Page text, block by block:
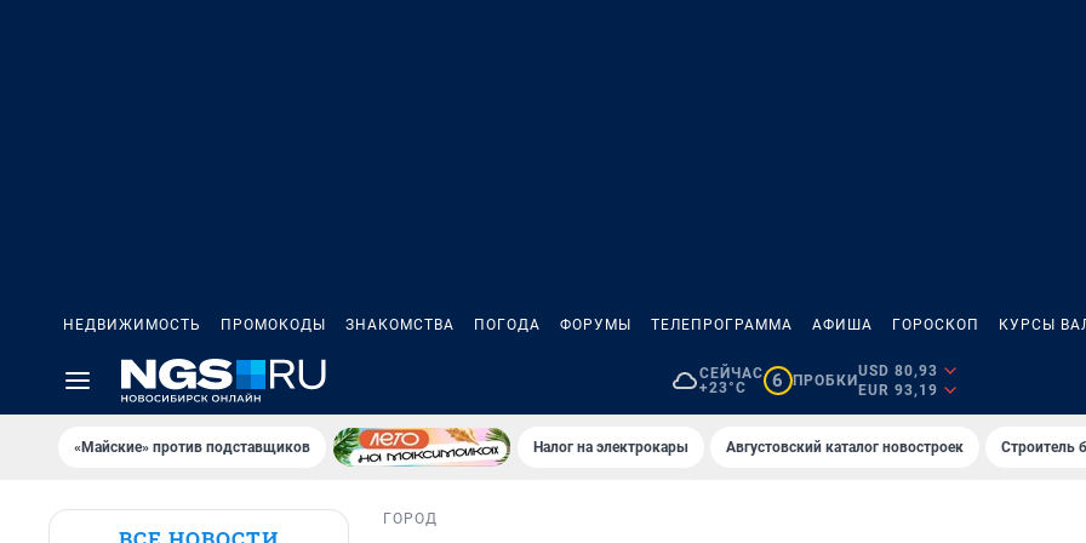
НЕДВИЖИМОСТЬ ПРОМОКОДЫ ЗНАКОМСТВА ПОГОДА ФОРУМЫ ТЕЛЕПРОГРАММА АФИША ГОРОСКОП КУРСЫ
СЕЙЧАС
+23°C
6 ПРОБКИ
USD 80,93
EUR 93,19
«Майские» против подставщиков Налог на электрокары Августовский каталог новостроек Строитель
ГОРОД